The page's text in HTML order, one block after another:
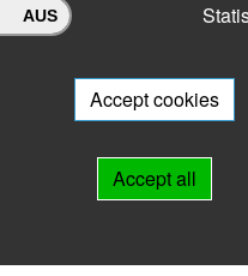
Thüringen
advise you.Accept cookies
Accept all